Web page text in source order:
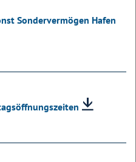
Sondervermögen Hafen